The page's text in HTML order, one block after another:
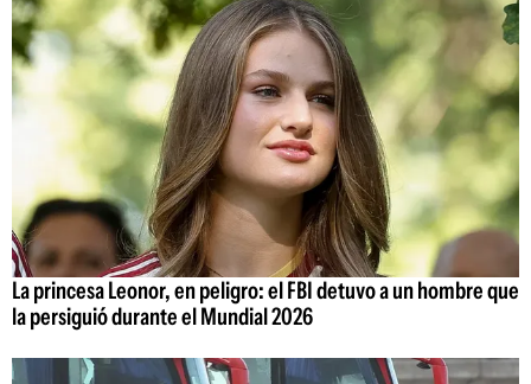
La princesa Leonor, en peligro: el FBI detuvo a un hombre que
la persiguió durante el Mundial 2026